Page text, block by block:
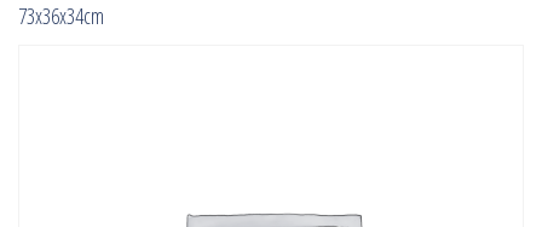
73x36x34cm